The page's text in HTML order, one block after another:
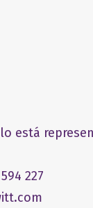
está
227